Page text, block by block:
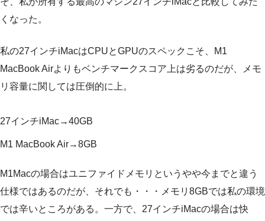
くなった。
私の27インチiMacはCPUとGPUのスペックこそ、M1
MacBook Airよりもベンチマークスコア上は劣るのだが、メモ
リ容量に関しては圧倒的に上。
27インチiMac→40GB
M1 MacBook Air→8GB
M1Macの場合はユニファイドメモリというやや今までと違う
仕様ではあるのだが、それでも・・・メモリ8GBでは私の環境
では辛いところがある。一方で、27インチiMacの場合は快